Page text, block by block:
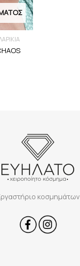
κοσμημάτων